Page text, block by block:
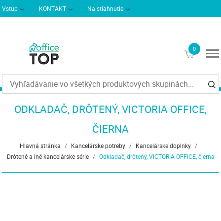
Vstup KONTAKT Na stiahnutie
0
€0
ODKLADAČ, DRÔTENÝ, VICTORIA OFFICE,
ČIERNA
Hlavná stránka / Kancelárske potreby / Kancelárske doplnky /
Drôtené a iné kancelárske série / Odkladač, drôtený, VICTORIA OFFICE, čierna